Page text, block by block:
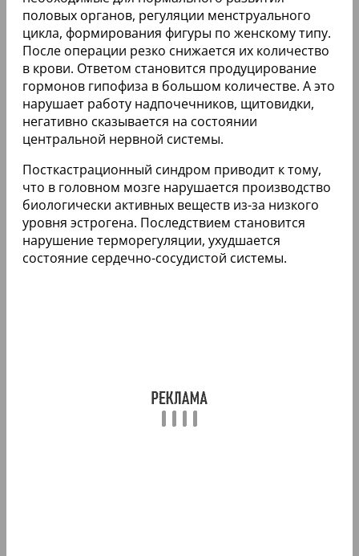
половых органов, регуляции менструального
цикла, формирования фигуры по женскому типу.
После операции резко снижается их количество
в крови. Ответом становится продуцирование
гормонов гипофиза в большом количестве. А это
нарушает работу надпочечников, щитовидки,
негативно сказывается на состоянии
центральной нервной системы.
Посткастрационный синдром приводит к тому,
что в головном мозге нарушается производство
биологически активных веществ из-за низкого
уровня эстрогена. Последствием становится
нарушение терморегуляции, ухудшается
состояние сердечно-сосудистой системы.